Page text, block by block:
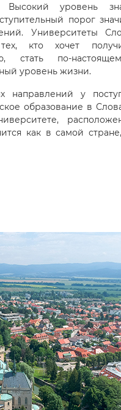
Высокий уровень
порог
Университеты
кто хочет
стать по-
уровень жизни.
направлений у
образование в
как в самой